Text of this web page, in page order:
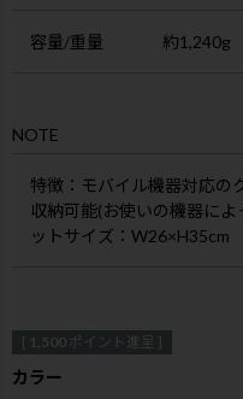
容量/重量 約1,240g
NOTE
特徴 ：モバイル機器対応
収納可能(お使いの機器に
ットサイズ：W26×H35cm
[ 1,500 ポイント進呈 ]
カラー